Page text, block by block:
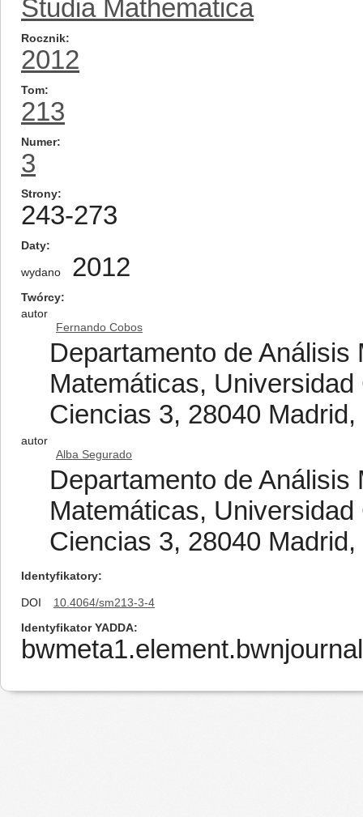
Studia Mathematica
Rocznik
2012
Tom
213
Numer
3
Strony
243-273
Daty
wydano 2012
Twórcy
autor
Fernando Cobos
Departamento de
Matemáticas,
Ciencias 3, 28040 Madrid,
autor
Alba Segurado
Departamento de
Matemáticas,
Ciencias 3, 28040 Madrid,
Identyfikatory
DOI
10.4064/sm213-3-4
Identyfikator YADDA